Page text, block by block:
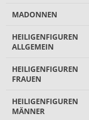
MADONNEN
HEILIGENFIGUREN
ALLGEMEIN
HEILIGENFIGUREN
FRAUEN
HEILIGENFIGUREN
MÄNNER